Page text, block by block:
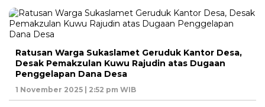
Ratusan Warga Sukaslamet Geruduk Kantor Desa,
Desak Pemakzulan Kuwu Rajudin atas Dugaan
Penggelapan Dana Desa
1 November 2025 | 2:52 pm WIB